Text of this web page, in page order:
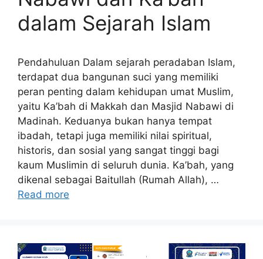
dalam Sejarah Islam
Pendahuluan Dalam sejarah peradaban Islam,
terdapat dua bangunan suci yang memiliki
peran penting dalam kehidupan umat Muslim,
yaitu Ka’bah di Makkah dan Masjid Nabawi di
Madinah. Keduanya bukan hanya tempat
ibadah, tetapi juga memiliki nilai spiritual,
historis, dan sosial yang sangat tinggi bagi
kaum Muslimin di seluruh dunia. Ka’bah, yang
dikenal sebagai Baitullah (Rumah Allah), …
Read more